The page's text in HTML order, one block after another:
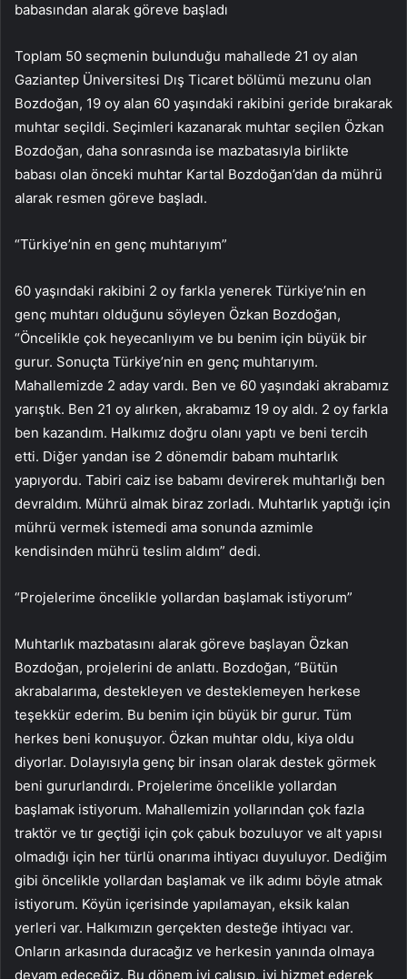
babasından alarak göreve başladı
Toplam 50 seçmenin bulunduğu mahallede 21 oy alan
Gaziantep Üniversitesi Dış Ticaret bölümü mezunu olan
Bozdoğan, 19 oy alan 60 yaşındaki rakibini geride bırakarak
muhtar seçildi. Seçimleri kazanarak muhtar seçilen Özkan
Bozdoğan, daha sonrasında ise mazbatasıyla birlikte
babası olan önceki muhtar Kartal Bozdoğan’dan da mührü
alarak resmen göreve başladı.
“Türkiye’nin en genç muhtarıyım”
60 yaşındaki rakibini 2 oy farkla yenerek Türkiye’nin en
genç muhtarı olduğunu söyleyen Özkan Bozdoğan,
“Öncelikle çok heyecanlıyım ve bu benim için büyük bir
gurur. Sonuçta Türkiye’nin en genç muhtarıyım.
Mahallemizde 2 aday vardı. Ben ve 60 yaşındaki akrabamız
yarıştık. Ben 21 oy alırken, akrabamız 19 oy aldı. 2 oy farkla
ben kazandım. Halkımız doğru olanı yaptı ve beni tercih
etti. Diğer yandan ise 2 dönemdir babam muhtarlık
yapıyordu. Tabiri caiz ise babamı devirerek muhtarlığı ben
devraldım. Mührü almak biraz zorladı. Muhtarlık yaptığı için
mührü vermek istemedi ama sonunda azmimle
kendisinden mührü teslim aldım” dedi.
“Projelerime öncelikle yollardan başlamak istiyorum”
Muhtarlık mazbatasını alarak göreve başlayan Özkan
Bozdoğan, projelerini de anlattı. Bozdoğan, “Bütün
akrabalarıma, destekleyen ve desteklemeyen herkese
teşekkür ederim. Bu benim için büyük bir gurur. Tüm
herkes beni konuşuyor. Özkan muhtar oldu, kiya oldu
diyorlar. Dolayısıyla genç bir insan olarak destek görmek
beni gururlandırdı. Projelerime öncelikle yollardan
başlamak istiyorum. Mahallemizin yollarından çok fazla
traktör ve tır geçtiği için çok çabuk bozuluyor ve alt yapısı
olmadığı için her türlü onarıma ihtiyacı duyuluyor. Dediğim
gibi öncelikle yollardan başlamak ve ilk adımı böyle atmak
istiyorum. Köyün içerisinde yapılamayan, eksik kalan
yerleri var. Halkımızın gerçekten desteğe ihtiyacı var.
Onların arkasında duracağız ve herkesin yanında olmaya
devam edeceğiz. Bu dönem iyi çalışıp, iyi hizmet ederek